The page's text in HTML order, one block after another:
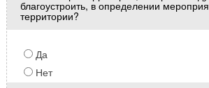
благоустроить, в определении
территории?
Да
Нет